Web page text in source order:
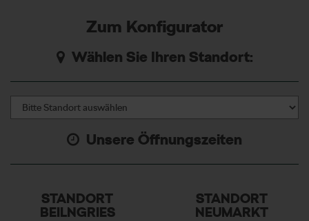
Zum Konfigurator
Wählen Sie Ihren Standort:
Unsere Öffnungszeiten
STANDORT
BEILNGRIES
STANDORT
NEUMARKT